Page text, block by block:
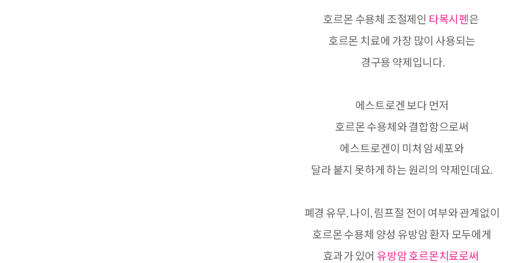
호르몬 수용체 조절제인 타목시펜은
호르몬 치료에 가장 많이 사용되는
경구용 약제입니다.
에스트로겐 보다 먼저
호르몬 수용체와 결합함으로써
에스트로겐이 미처 암세포와
달라 붙지 못하게 하는 원리의 약제인데요.
폐경 유무, 나이, 림프절 전이 여부와 관계없이
호르몬 수용체 양성 유방암 환자 모두에게
효과가 있어 유방암 호르몬치료로써